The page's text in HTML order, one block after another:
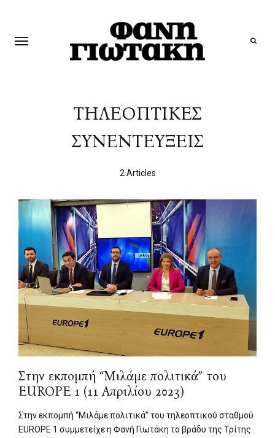
ΤΗΛΕΟΠΤΙΚΕΣ
ΣΥΝΕΝΤΕΥΞΕΙΣ
2 Articles
Στην εκπομπή “Μιλάμε πολιτικά” του
EUROPE 1 (11 Απριλίου 2023)
Στην εκπομπή “Μιλάμε πολιτικά” του τηλεοπτικού σταθμού
EUROPE 1 συμμετείχε η Φανή Γιωτάκη το βράδυ της Τρίτης